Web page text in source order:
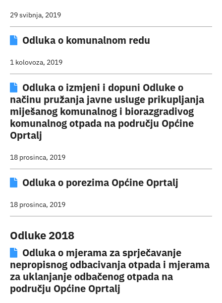
29 svibnja, 2019
Odluka o komunalnom redu
1 kolovoza, 2019
Odluka o izmjeni i dopuni Odluke o
načinu pružanja javne usluge prikupljanja
miješanog komunalnog i biorazgradivog
komunalnog otpada na području Općine
Oprtalj
18 prosinca, 2019
Odluka o porezima Općine Oprtalj
18 prosinca, 2019
Odluke 2018
Odluka o mjerama za sprječavanje
nepropisnog odbacivanja otpada i mjerama
za uklanjanje odbačenog otpada na
području Općine Oprtalj